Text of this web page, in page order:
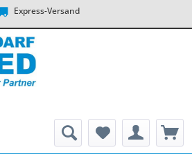
Express-Versand